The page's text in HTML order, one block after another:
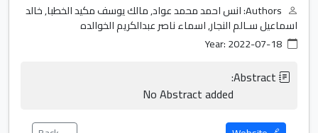
Authors: انس احمد محمد عواد, مالك يوسف مكيد الخطبا, خالد
اسماعيل سـالم النجار, اسماء ناصر عبدالكريم الخوالده